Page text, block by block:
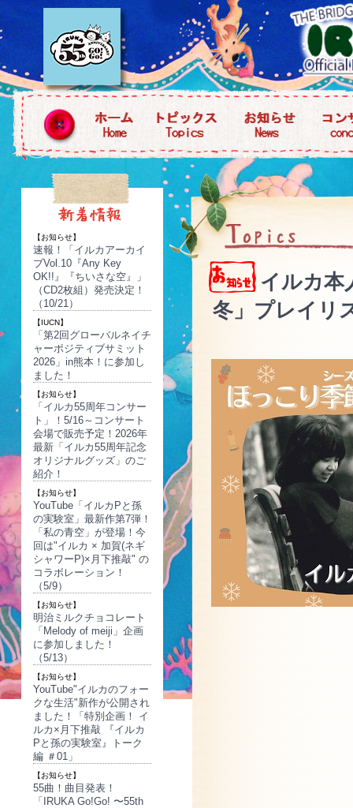
【お知らせ】
速報！「イルカアーカイ
ブVol.10『Any Key
OK!!』『ちいさな空』」
（CD2枚組）発売決定！
（10/21）
【IUCN】
「第2回グローバルネイチ
ャーポジティブサミット
2026」in熊本！に参加し
ました！
【お知らせ】
「イルカ55周年コンサー
ト」！5/16～コンサート
会場で販売予定！2026年
最新「イルカ55周年記念
オリジナルグッズ」のご
紹介！
【お知らせ】
YouTube「イルカPと孫
の実験室」最新作第7弾！
「私の青空」が登場！今
回は"イルカ × 加賀(ネギ
シャワーP)×月下推敲" の
コラボレーション！
（5/9）
【お知らせ】
明治ミルクチョコレート
「Melody of meiji」企画
に参加しました！
（5/13）
【お知らせ】
YouTube"イルカのフォー
クな生活"新作が公開され
ました！「特別企画！ イ
ルカ×月下推敲 『イルカ
Pと孫の実験室』トーク
編 ＃01」
【お知らせ】
55曲！曲目発表！
「IRUKA Go!Go! 〜55th
イルカ本
冬」プレイリ